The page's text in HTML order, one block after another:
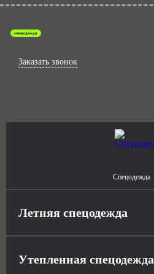
спецодежда
Заказать звонок
Спецодежда
Летняя спецодежда
Утепленная спецодежда